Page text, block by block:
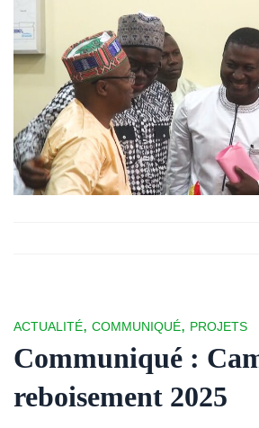
ACTUALITÉ, COMMUNIQUÉ, PROJETS
Communiqué :
reboisement 2025